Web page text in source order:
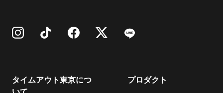
タイムアウト東京につ
プロダクト